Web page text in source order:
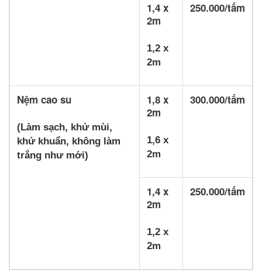
1,4 x
2m
1,2 x
2m
250.000/tấm
Nệm cao su
(Làm sạch, khử mùi,
khử khuẩn, không làm
trắng như mới)
1,8 x
2m
1,6 x
2m
300.000/tấm
1,4 x
2m
1,2 x
2m
250.000/tấm